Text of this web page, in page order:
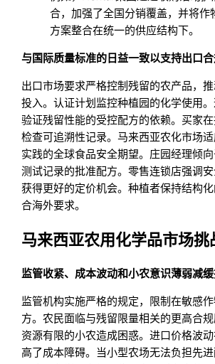
合，加强了全国分销覆盖，并将作
方案整合在统一的供应结构下。
与国际质量标准的日益一致以支持出口
出口市场要求严格控制残留的农产品，
投入。认证计划监控种植园的化学使用
验证残留性能的受控配方的依赖。买家
检查可追溯性记录。马来西亚农化市场
实践的全球食品安全期望。庄园经理倾
测试记录的批准配方。零售连锁店强调
获得更好的定价机会。种植者保持结构
合海外要求。
马来西亚农用化学品市场挑
监管收紧、成本波动和小农意识薄弱减
监管机构实施严格的规定，限制在敏感
方。农民面临与残留限量相关的更高合
资源有限的小农造成困惑。进口价格波
高了成本障碍。当小型农场无法负担先